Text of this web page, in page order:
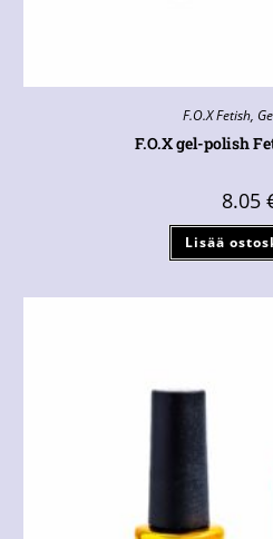
F.O.X Fetish,
F.O.X gel-polish
8.05
Lisää